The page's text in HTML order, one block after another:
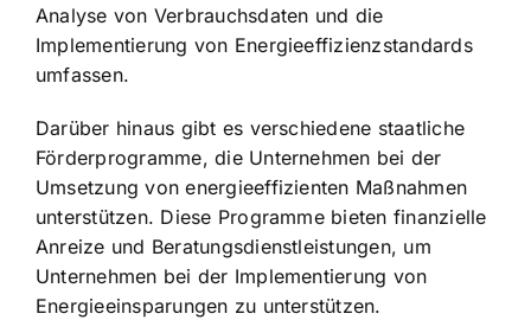
Analyse von Verbrauchsdaten und die
Implementierung von Energieeffizienzstandards
umfassen.
Darüber hinaus gibt es verschiedene staatliche
Förderprogramme, die Unternehmen bei der
Umsetzung von energieeffizienten Maßnahmen
unterstützen. Diese Programme bieten finanzielle
Anreize und Beratungsdienstleistungen, um
Unternehmen bei der Implementierung von
Energieeinsparungen zu unterstützen.